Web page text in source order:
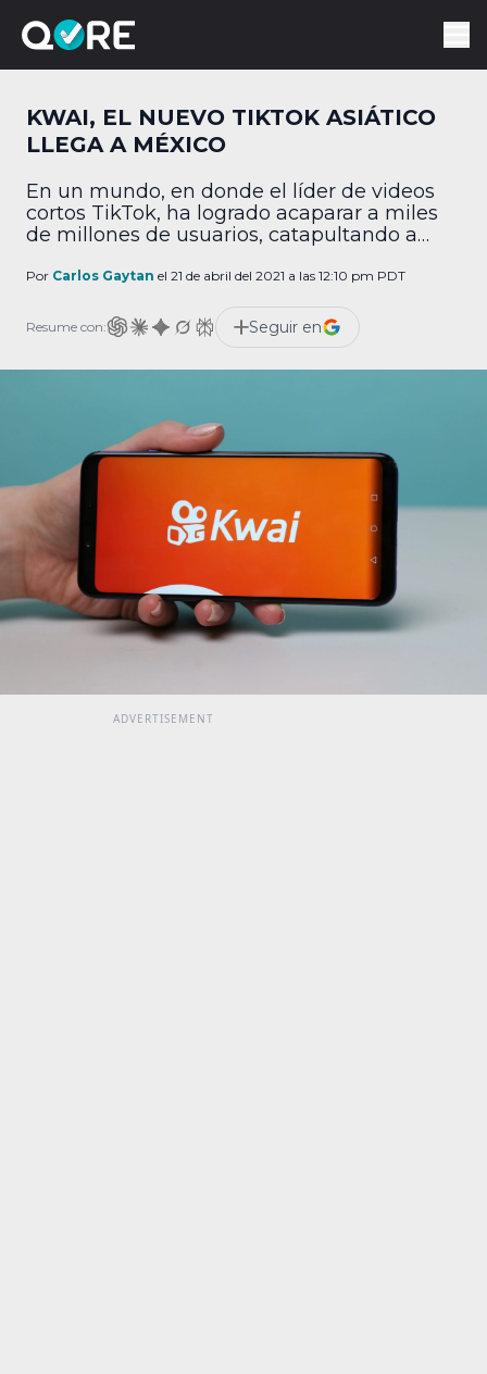
KWAI, EL NUEVO TIKTOK ASIÁTICO
LLEGA A MÉXICO
En un mundo, en donde el líder de videos
cortos TikTok, ha logrado acaparar a miles
de millones de usuarios, catapultando a
e incluso a “líderes” de opinión sobre
pronuncia kaguai, es kuwai) lista para
ofrecer una serie de recompensas y
oportunidades […]
Por Carlos Gaytan el 21 de abril del 2021 a las 12:10 pm PDT
Resume con: Seguir en